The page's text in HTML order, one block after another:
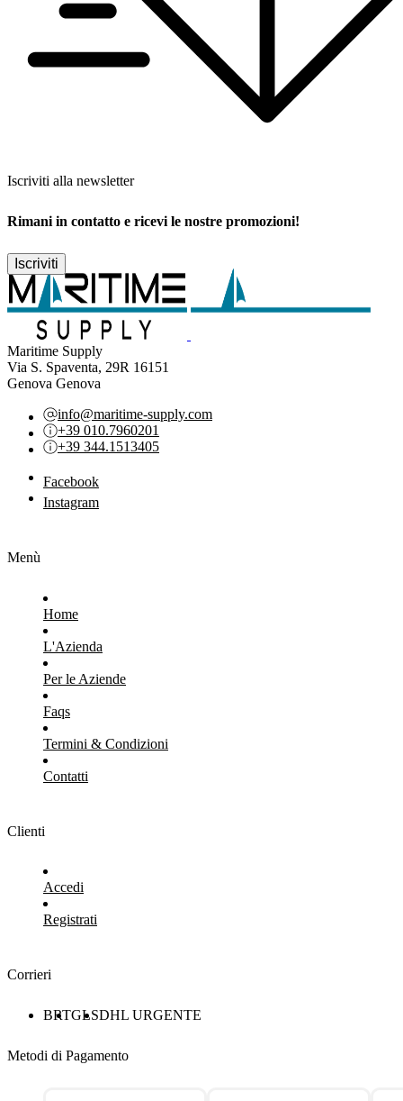
Iscriviti alla newsletter
Rimani in contatto e ricevi le nostre promozioni!
Iscriviti
Maritime Supply
Via S. Spaventa, 29R 16151
Genova Genova
info@maritime-supply.com
+39 010.7960201
+39 344.1513405
Facebook
Instagram
Menù
Home
L'Azienda
Per le Aziende
Faqs
Termini & Condizioni
Contatti
Clienti
Accedi
Registrati
Corrieri
BRTGLSDHL URGENTE
Metodi di Pagamento